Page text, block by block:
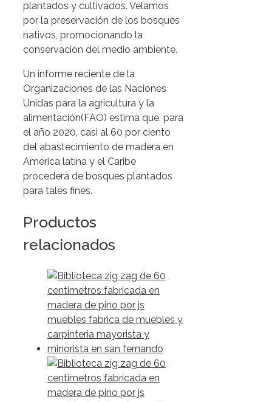
plantados y cultivados. Velamos
por la preservación de los bosques
nativos, promocionando la
conservación del medio ambiente.
Un informe reciente de la
Organizaciones de las Naciones
Unidas para la agricultura y la
alimentación(FAO) estima que, para
el año 2020, casi al 60 por ciento
del abastecimiento de madera en
América latina y el Caribe
procederá de bosques plantados
para tales fines.
Productos
relacionados